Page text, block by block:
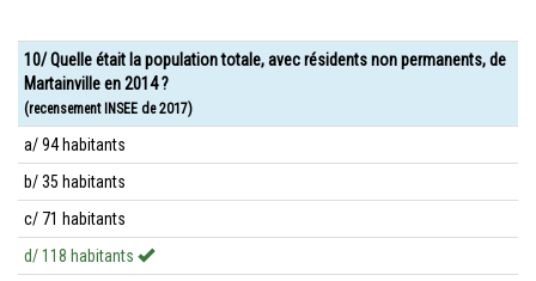
10/ Quelle était la population totale, avec résidents non permanents, de
Martainville en 2014 ?
(recensement INSEE de 2017)
a/ 94 habitants
b/ 35 habitants
c/ 71 habitants
d/ 118 habitants